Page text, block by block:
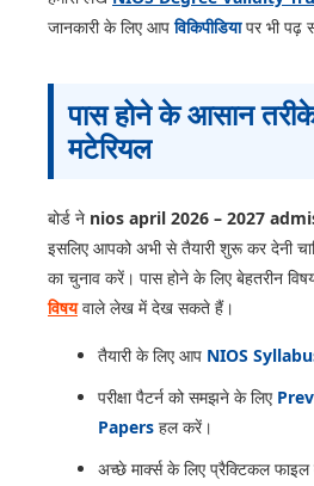
जानकारी के लिए आपविकिपीडियापर भी पढ़
पास होने के आसान
मटेरियल
बोर्ड ने nios april 2026 – 2027
इसलिए आपको अभी से तैयारी शुरू कर देनी
का चुनाव करें। पास होने के लिए बेहतरीन
विषयवाले लेख में देख सकते हैं।
तैयारी के लिए आप NIOS
परीक्षा पैटर्न को समझने के लिए
Papers हल करें।
अच्छे मार्क्स के लिए प्रैक्टिकल